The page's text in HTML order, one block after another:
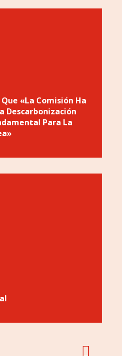
«la Comisión Ha
Descarbonización
Para La